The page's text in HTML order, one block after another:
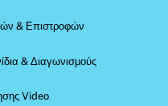
& Επιστροφών
& Διαγωνισμούς
Video